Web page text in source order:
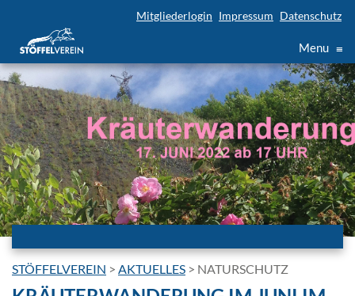
Mitgliederlogin Impressum Datenschutz
Menu ≡
STÖFFELVEREIN > AKTUELLES > NATURSCHUTZ